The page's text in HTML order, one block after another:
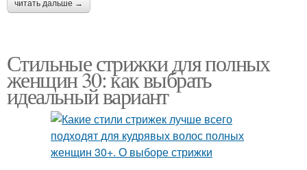
читать дальше →
Стильные стрижки для полных
женщин 30: как выбрать
идеальный вариант